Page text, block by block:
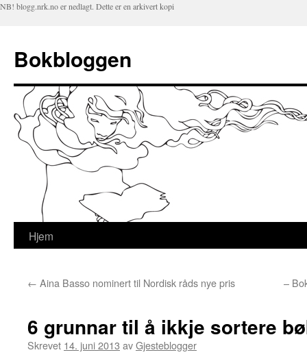
NB! blogg.nrk.no er nedlagt. Dette er en arkivert kopi
Bokbloggen
Hopp
innhold
Hjem
← Aina Basso nominert til Nordisk råds nye pris –
6 grunnar til å ikkje sortere
Skrevet 14. juni 2013 avGjesteblogger